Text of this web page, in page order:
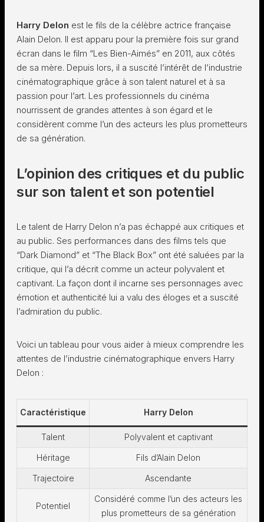
Harry Delon est le fils de la célèbre actrice française
Alain Delon. Il est apparu pour la première fois sur grand
écran dans le film “Les Bien-Aimés” en 2011, aux côtés
de sa mère. Depuis lors, il a suscité l’intérêt de l’industrie
cinématographique grâce à son talent naturel et à sa
passion pour l’art. Les professionnels du cinéma
nourrissent de grandes attentes à son égard et le
considèrent comme l’un des acteurs les plus prometteurs
de sa génération.
L’opinion des critiques et du public
sur son talent et son potentiel
Le talent de Harry Delon n’a pas échappé aux critiques et
au public. Ses performances dans des films tels que
“Dark Diamond” et “The Black Box” ont été saluées par la
critique, qui l’a décrit comme un acteur polyvalent et
captivant. La façon dont il incarne ses personnages avec
émotion et authenticité lui a valu des éloges et a suscité
l’admiration du public.
Voici un tableau pour vous aider à mieux comprendre les
attentes de l’industrie cinématographique envers Harry
Delon :
Caractéristique Harry Delon
Talent Polyvalent et captivant
Héritage Fils d’Alain Delon
Trajectoire Ascendante
Potentiel
Considéré comme l’un des acteurs les
plus prometteurs de sa génération